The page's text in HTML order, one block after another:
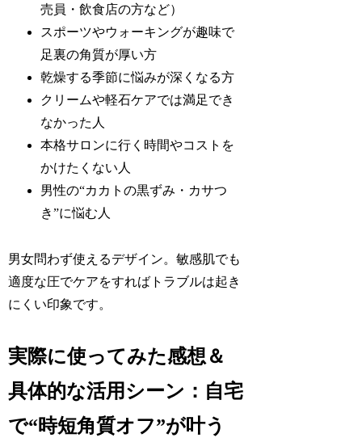
売員・飲食店の方など）
スポーツやウォーキングが趣味で
足裏の角質が厚い方
乾燥する季節に悩みが深くなる方
クリームや軽石ケアでは満足でき
なかった人
本格サロンに行く時間やコストを
かけたくない人
男性の“カカトの黒ずみ・カサつ
き”に悩む人
男女問わず使えるデザイン。敏感肌でも
適度な圧でケアをすればトラブルは起き
にくい印象です。
実際に使ってみた感想＆
具体的な活用シーン：自宅
で“時短角質オフ”が叶う